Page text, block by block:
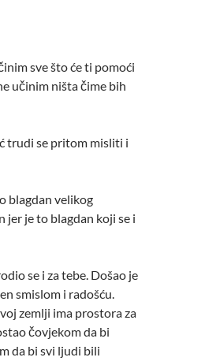
sve što će ti pomoći
učinim ništa čime bih
trudi se pritom misliti i
blagdan velikog
jer je to blagdan koji se i
se i za tebe. Došao je
smislom i radošću.
zemlji ima prostora za
čovjekom da bi
da bi svi ljudi bili